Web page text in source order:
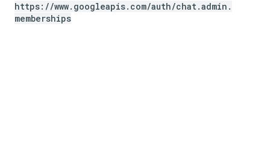
https: //www. googleapis. com/auth/chat.admin .
memberships